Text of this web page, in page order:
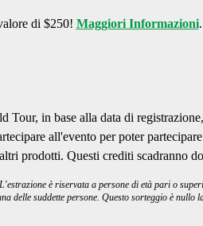
di $250! Maggiori Informazioni.
in base alla data di
all'evento per poter
prodotti. Questi crediti scadranno
è riservata a persone di età pari o
suddette persone. Questo sorteggio è nullo